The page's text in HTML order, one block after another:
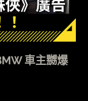
車主嬲爆